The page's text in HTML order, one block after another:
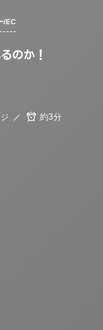
/EC
のか！
約3分